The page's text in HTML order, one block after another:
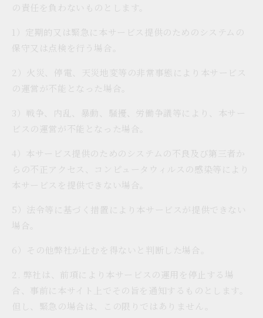
の責任を負わないものとします。
1）定期的又は緊急に本サービス提供のためのシステムの
保守又は点検を行う場合。
2）火災、停電、天災地変等の非常事態により本サービス
の運営が不能となった場合。
3）戦争、内乱、暴動、騒擾、労働争議等により、本サー
ビスの運営が不能となった場合。
4）本サービス提供のためのシステムの不良及び第三者か
らの不正アクセス、コンピュータウィルスの感染等により
本サービスを提供できない場合。
5）法令等に基づく措置により本サービスが提供できない
場合。
6）その他弊社が止むを得ないと判断した場合。
2. 弊社は、前項により本サービスの運用を停止する場
合、事前に本サイト上でその旨を通知するものとします。
但し、緊急の場合は、この限りではありません。